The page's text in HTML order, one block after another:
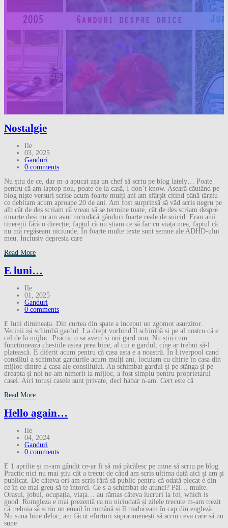
Nostalgie
Ile
03, 2025
Ganduri
0 comments
Nu știu de ce, dar m-a apucat așa un chef să scriu pe blog lately… Poate
pentru că am laptop nou, poate de la casă, I don’t know. Aseară căutând pe
blog niște versuri scrise acum foarte mulți ani am sfârșit citind până târziu
ce debitam acum aproape 20 de ani. Am fost surprinsă să văd scris negru pe
alb cât de des scriam că vreau să se termine toate, cât de des scriam despre
moarte deși nu am avut niciodată gânduri foarte reale de suicid. Erau anii
tinereții fără o direcție, faptul că nu știam ce să fac cu viața mea, faptul că
nu mă regăseam niciunde. În foarte multe texte sunt semne ale ADHD-ului
meu. Inclusiv depresia care
Read More
E luni…
Ile
01, 2025
Ganduri
0 comments
E luni dimineața. Din curtea din spate a inceput un zgomot asurzitor.
Vecinii iși schimbă gardul. La drept vorbind îl schimbă si pe al nostru că e
cel de la mijloc. Practic o sa avem și noi gard nou. Nu știu cum
functioneaza chestiile astea prea bine, al cui e gardul, cine ar trebui să-l
platească. E diferit acum pentru că casa asta e a noastră. În Liverpool cand
consiliul a schimbat gardurile acum mulți ani, locuiam cu chirie în casa din
mijloc dintre 2 casa ale consiliului. Au schimbat gardul și pe stănga și pe
dreapta și noi ne-am nimerit la mijloc, a fost simplu pentru proprietarul
casei. Aici totuși casele sunt private, deci habar n-am. Cert este că
Read More
Hello again…
Ile
04, 2024
Ganduri
0 comments
E 1 aprilie și m-am gândit ce-ar fi să mă păcălesc pe mine să scriu pe blog.
Practic nici nu mai știu cât a trecut de când am scris ultima dată aici și am și
publicat. De câteva ori am scris fără să public pentru că odată plecat e din
ce în ce mai greu să te întorci. Ce s-a schimbat de atunci? Pâi… multe.
Orașul, jobul, ocupația, viața… au rămas câteva lucruri la fel, which is
good. Romgleza e mai prezentă ca nu niciodată și zilele trecute m-am trezit
că trebuia să scriu un email în română și îl traduceam în cap din engleză.
Nu suna bine deloc, am făcut eforturi supraomenești să scriu ceva care să nu
sune